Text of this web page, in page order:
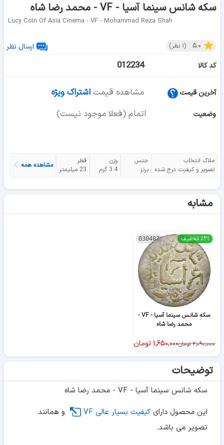
سکه شانس سینما آسیا - VF - محمد رضا شاه
Lucy Coin Of Asia Cinema - VF - Mohammad Reza Shah
۵.۰ (۱ نظر)
ارسال نظر
کد کالا
012234
آخرین قیمت مشاهده قیمت اشتراک ویژه
وضعیت اتمام (فعلا موجود نیست)
ملاک انتخاب
تصویر و کیفیت درج شده
جنس
برنز
وزن
3.4 گرم
قطر
23 میلیمتر
مشاهده همه
مشابه
030487
سکه شانس سینما آسیا - VF -
محمد رضا شاه
٪۲۱ تخفیف
۲,۰۹۰,۰۰۰ تومان۱,۶۵۰,۰۰۰تومان
توضیحات
سکه شانس سینما آسیا - VF - محمد رضا شاه
این محصول دارای کیفیت بسیار عالی VF
و همانند
تصویر می باشد.